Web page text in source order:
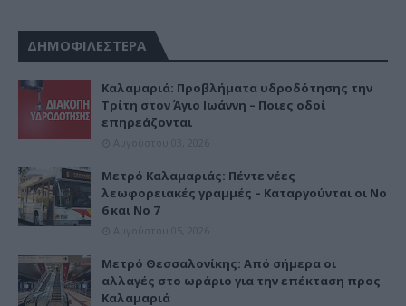
ΔΗΜΟΦΙΛΕΣΤΕΡΑ
Καλαμαριά: Προβλήματα υδροδότησης την
Τρίτη στον Άγιο Ιωάννη – Ποιες οδοί
επηρεάζονται
Μετρό Καλαμαριάς: Πέντε νέες
λεωφορειακές γραμμές – Καταργούνται οι Νο
6 και Νο 7
Μετρό Θεσσαλονίκης: Από σήμερα οι
αλλαγές στο ωράριο για την επέκταση προς
Καλαμαριά